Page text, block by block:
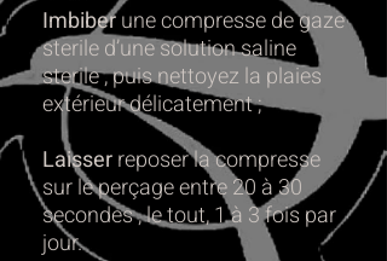
Imbiberune compresse de gaze
sterile d’une solution saline
sterile , puis nettoyez la plaies
extérieur délicatement ;
Laisserreposer la compresse
sur le perçage entre 20 à 30
secondes , le tout, 1 à 3 fois par
jour.